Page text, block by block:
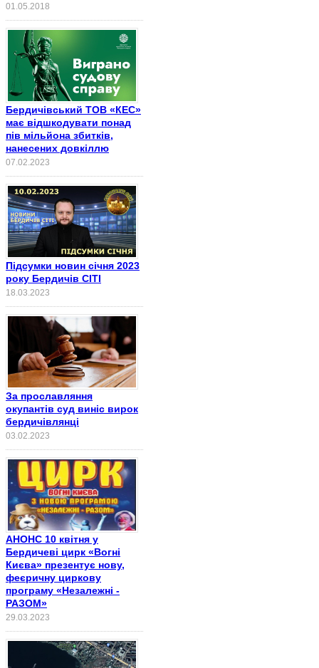
01.05.2018
Бердичівський ТОВ «КЕС»
має відшкодувати понад
пів мільйона збитків,
нанесених довкіллю
07.02.2023
Підсумки новин січня 2023
року Бердичів СІТІ
18.03.2023
За прославляння
окупантів суд виніс вирок
бердичівлянці
03.02.2023
АНОНС 10 квітня у
Бердичеві цирк «Вогні
Києва» презентує нову,
феєричну циркову
програму «Незалежні -
РАЗОМ»
29.03.2023